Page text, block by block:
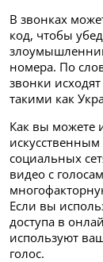
В звонках
код, чтобы
номера. По
звонки
такими как
Как вы можете
социальных
видео с
Если вы
доступа в
используют
голос.